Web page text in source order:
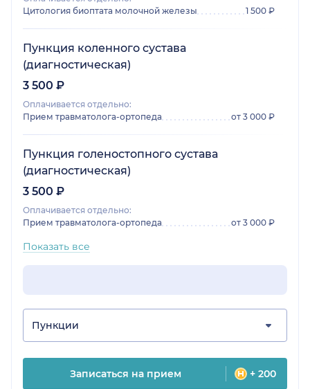
Цитология биоптата молочной железы
1 500 ₽
Пункция коленного сустава
(диагностическая)
3 500 ₽
Оплачивается отдельно:
Прием травматолога-ортопеда
от 3 000 ₽
Пункция голеностопного сустава
(диагностическая)
3 500 ₽
Оплачивается отдельно:
Прием травматолога-ортопеда
от 3 000 ₽
Показать все
Пункции
Записаться на прием + 200